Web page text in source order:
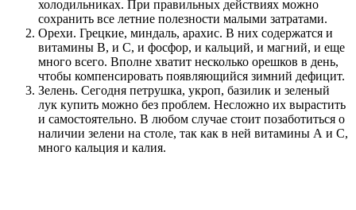
холодильниках. При правильных действиях можно
сохранить все летние полезности малыми затратами.
Орехи. Грецкие, миндаль, арахис. В них содержатся и
витамины В, и С, и фосфор, и кальций, и магний, и еще
много всего. Вполне хватит несколько орешков в день,
чтобы компенсировать появляющийся зимний дефицит.
Зелень. Сегодня петрушка, укроп, базилик и зеленый
лук купить можно без проблем. Несложно их вырастить
и самостоятельно. В любом случае стоит позаботиться о
наличии зелени на столе, так как в ней витамины А и С,
много кальция и калия.